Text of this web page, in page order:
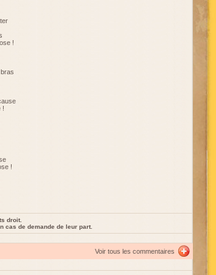
!
!
!
droit.
cas de demande de leur part.
Voir tous les commentaires